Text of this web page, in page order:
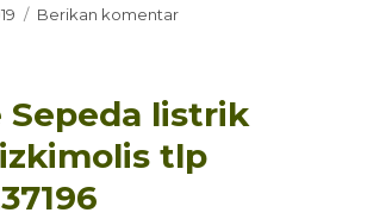
Berikan komentaruntuk
Sepeda listrik
tlp